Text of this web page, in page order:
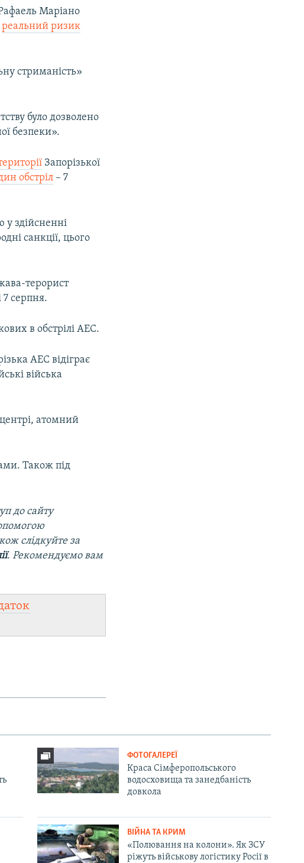
Маріано
реальний ризик
стриманість»
було дозволено
безпеки».
Запорізької
обстріл – 7
здійсненні
санкції, цього
терорист
7 серпня.
в обстрілі АЕС.
АЕС відіграє
війська
центрі, атомний
Також під
до сайту
слідкуйте за
. Рекомендуємо вам
ФОТОГАЛЕРЕЇ
Краса Сімферопольського
водосховища та занедбаність
довкола
ВІЙНА ТА КРИМ
«Полювання на колони». Як ЗСУ
ріжуть військову логістику Росії в